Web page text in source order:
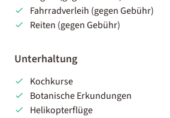
Fahrradverleih (gegen Gebühr)
Reiten (gegen Gebühr)
Unterhaltung
Kochkurse
Botanische Erkundungen
Helikopterflüge